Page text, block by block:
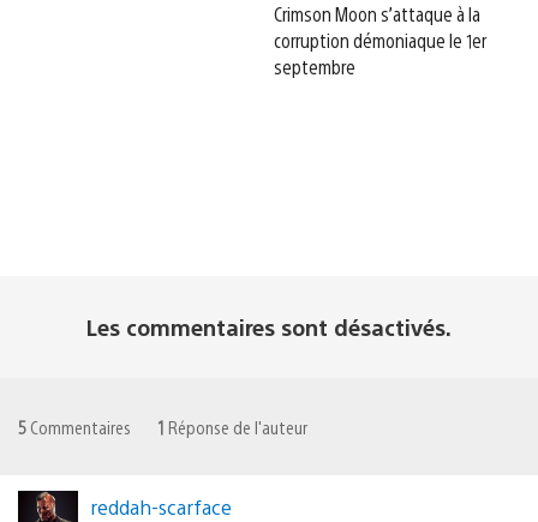
Crimson Moon s’attaque à la
corruption démoniaque le 1er
septembre
Les commentaires sont désactivés.
5 Commentaires 1 Réponse de l'auteur
reddah-scarface